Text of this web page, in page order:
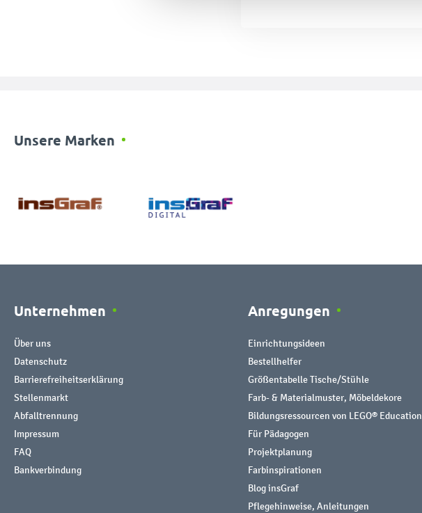
Unsere Marken
Unternehmen
Über uns
Datenschutz
Barrierefreiheitserklärung
Stellenmarkt
Abfalltrennung
Impressum
FAQ
Bankverbindung
Anregungen
Einrichtungsideen
Bestellhelfer
Größentabelle Tische/Stühle
Farb- & Materialmuster, Möbeldekore
Bildungsressourcen von LEGO® Education
Für Pädagogen
Projektplanung
Farbinspirationen
Blog insGraf
Pflegehinweise, Anleitungen